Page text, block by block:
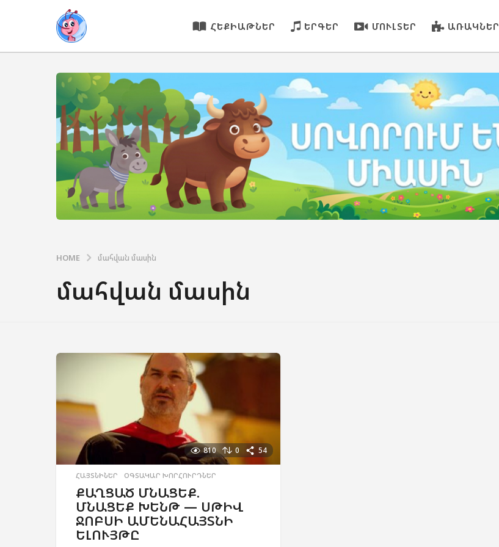
ՀԵՔԻԱԹՆԵՐ ԵՐԳԵՐ ՄՈՒԼՏԵՐ ԱՌԱԿՆԵՐ
HOME մահվան մասին
մահվան մասին
810 0 54
ՀԱՅՏՆԻՆԵՐ ,ՕԳՏԱԿԱՐ ԽՈՐՀՈՒՐԴՆԵՐ
ՔԱՂՑԱԾ ՄՆԱՑԵՔ.
ՄՆԱՑԵՔ ԽԵՆԹ — ՍԹԻՎ
ՋՈԲՍԻ ԱՄԵՆԱՀԱՅՏՆԻ
ԵԼՈՒՅԹԸ